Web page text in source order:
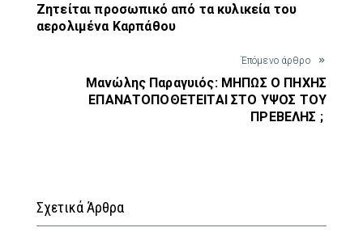
Ζητείται προσωπικό από τα κυλικεία του
αερολιμένα Καρπάθου
Έπόμενο άρθρο
Μανώλης Παραγυιός: ΜΗΠΩΣ Ο ΠΗΧΗΣ
ΕΠΑΝΑΤΟΠΟΘΕΤΕΙΤΑΙ ΣΤΟ ΥΨΟΣ ΤΟΥ
ΠΡΕΒΕΛΗΣ ;
Σχετικά Άρθρα